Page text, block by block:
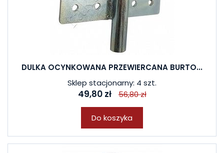
DULKA OCYNKOWANA PRZEWIERCANA BURTO...
Sklep stacjonarny: 4 szt.
49,80 zł 56,80 zł
Do koszyka